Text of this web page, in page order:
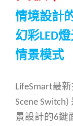
情境設計
幻彩LED
情景模式
LifeSmart最
Scene Switch)
景設計的6鍵